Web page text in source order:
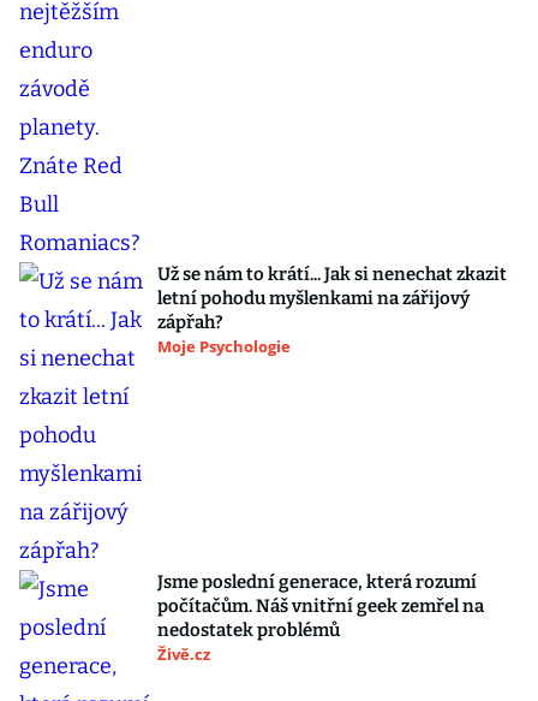
Už se nám to krátí... Jak si nenechat zkazit
letní pohodu myšlenkami na zářijový
zápřah?
Moje Psychologie
Jsme poslední generace, která rozumí
počítačům. Náš vnitřní geek zemřel na
nedostatek problémů
Živě.cz